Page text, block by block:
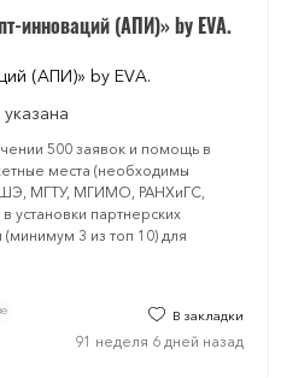
инноваций (АПИ)» by EVA.
(АПИ)» by EVA.
500 заявок и помощь в
места (необходимы
МГТУ, МГИМО, РАНХиГС,
партнерских
3 из топ 10) для
В закладки
91 неделя 6 дней назад